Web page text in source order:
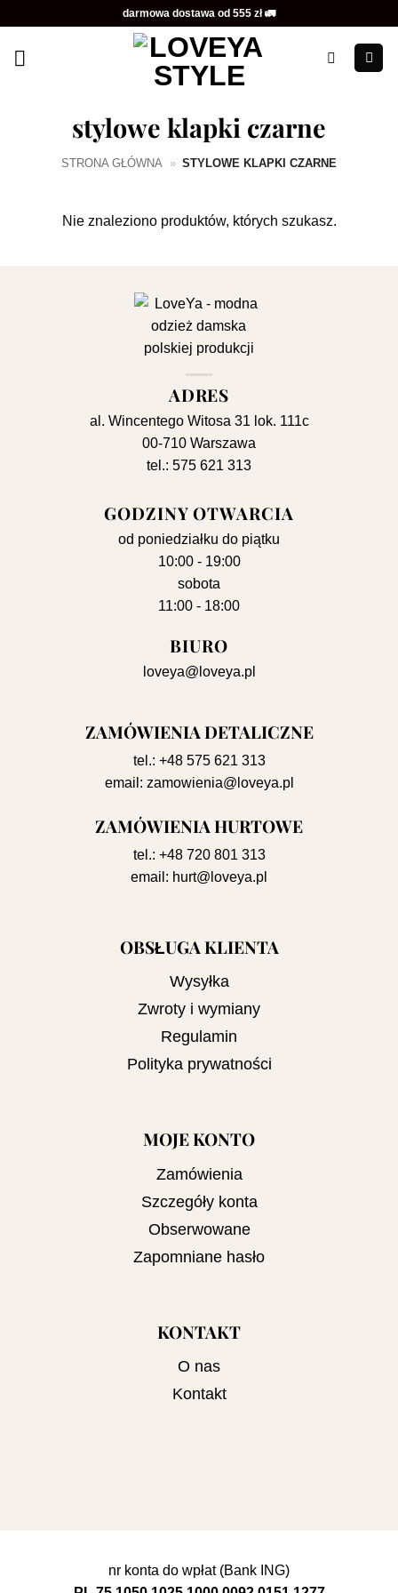
zawartości
darmowa dostawa od 555 zł 🚛
stylowe klapki czarne
STRONA GŁÓWNA » STYLOWE KLAPKI CZARNE
Nie znaleziono produktów, których szukasz.
ADRES
al. Wincentego Witosa 31 lok. 111c
00-710 Warszawa
tel.: 575 621 313
GODZINY OTWARCIA
od poniedziałku do piątku
10:00 - 19:00
sobota
11:00 - 18:00
BIURO
loveya@loveya.pl
ZAMÓWIENIA DETALICZNE
tel.: +48 575 621 313
email: zamowienia@loveya.pl
ZAMÓWIENIA HURTOWE
tel.: +48 720 801 313
email: hurt@loveya.pl
OBSŁUGA KLIENTA
Wysyłka
Zwroty i wymiany
Regulamin
Polityka prywatności
MOJE KONTO
Zamówienia
Szczegóły konta
Obserwowane
Zapomniane hasło
KONTAKT
O nas
Kontakt
nr konta do wpłat (Bank ING)